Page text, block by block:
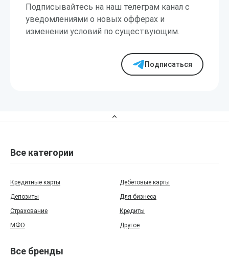
Подписывайтесь на наш телеграм канал с
уведомлениями о новых офферах и
изменении условий по существующим.
Подписаться
Все категории
Кредитные карты
Дебетовые карты
Депозиты
Для бизнеса
Страхование
Кредиты
МФО
Другое
Все бренды